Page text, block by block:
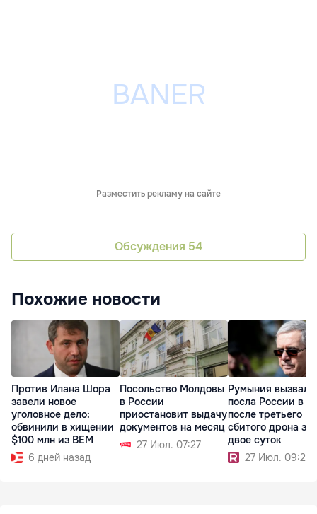
Разместить рекламу на сайте
Обсуждения 54
Похожие новости
Против Илана Шора
завели новое
уголовное дело:
обвинили в хищении
$100 млн из BEM
6 дней назад
Посольство Молдовы
в России
приостановит выдачу
документов на месяц
27 Июл. 07:27
Румыния вызвала
посла России в
после третьего
сбитого дрона за
двое суток
27 Июл. 09:24